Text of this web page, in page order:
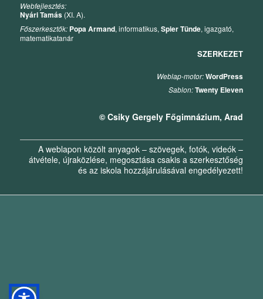
Webfejlesztés:
Nyári Tamás (XI. A).
Főszerkesztők: Popa Armand, informatikus,Spier Tünde, igazgató,
matematikatanár
SZERKEZET
Weblap-motor:WordPress
Sablon:Twenty Eleven
© Csiky Gergely Főgimnázium, Arad
A weblapon közölt anyagok – szövegek, fotók, videók –
átvétele, újraközlése, megosztása csakis a szerkesztőség
és az iskola hozzájárulásával engedélyezett!